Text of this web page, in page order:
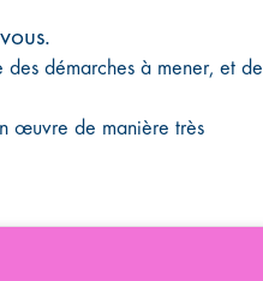
démarches à mener, et de
œuvre de manière très